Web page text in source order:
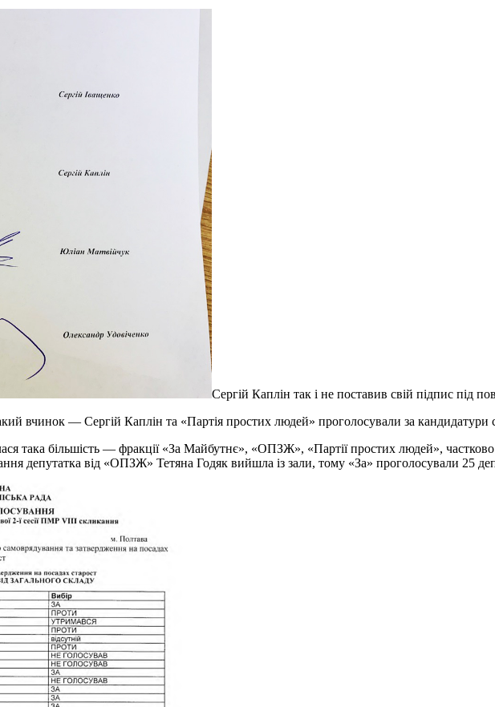
Сергій Каплін так і не поставив свій підпис під
вчинок — Сергій Каплін та «Партія простих людей» проголосували за
така більшість — фракції «За Майбутнє», «ОПЗЖ», «Партії простих людей»,
депутатка від «ОПЗЖ» Тетяна Годяк вийшла із зали, тому «За» проголосували 25